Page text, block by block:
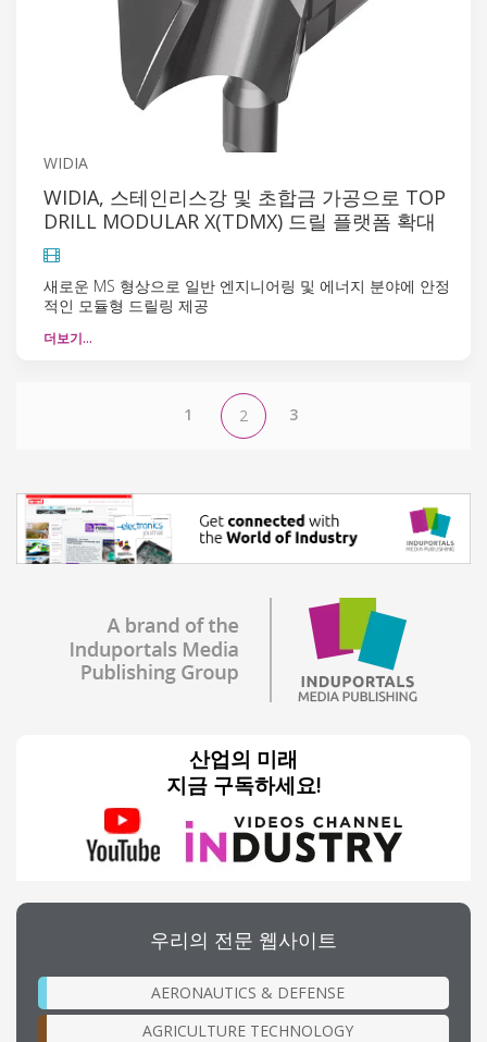
WIDIA
WIDIA, 스테인리스강 및 초합금 가공으로 TOP
DRILL MODULAR X(TDMX) 드릴 플랫폼 확대
새로운 MS 형상으로 일반 엔지니어링 및 에너지 분야에 안정
적인 모듈형 드릴링 제공
더보기…
1 2 3
산업의 미래
지금 구독하세요!
우리의 전문 웹사이트
AERONAUTICS & DEFENSE
AGRICULTURE TECHNOLOGY